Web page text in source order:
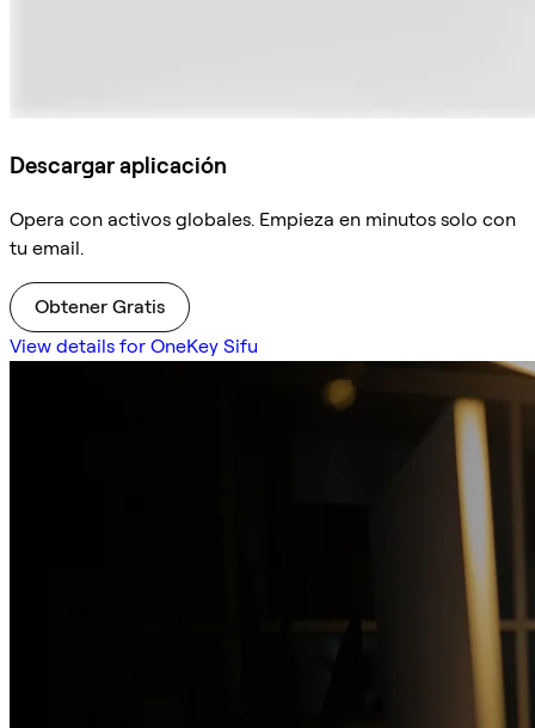
Descargar aplicación
Opera con activos globales. Empieza en minutos solo con
tu email.
Obtener Gratis
View details for OneKey Sifu